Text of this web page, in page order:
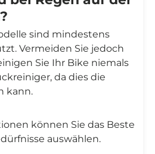
sind mindestens
Vermeiden Sie jedoch
Sie Ihr Bike niemals
da dies die
kann.
können Sie das Beste
auswählen.